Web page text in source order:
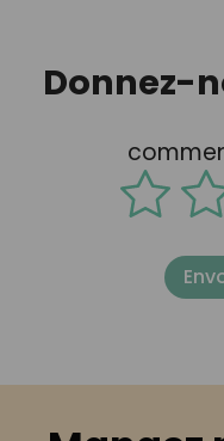
Donnez-